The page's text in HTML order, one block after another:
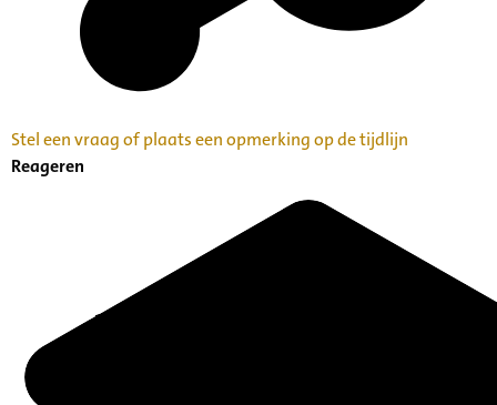
Stel een vraag of plaats een opmerking op de tijdlijn
Reageren